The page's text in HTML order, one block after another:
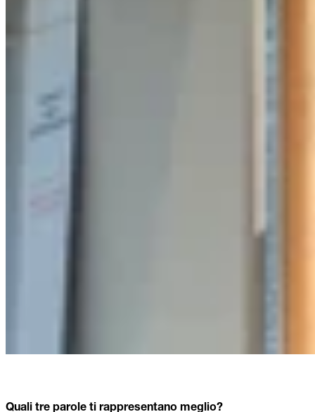
Quali tre parole ti rappresentano meglio?